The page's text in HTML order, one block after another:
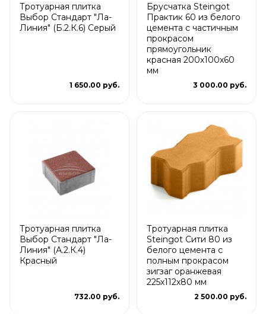
Тротуарная плитка
Выбор Стандарт "Ла-
Линия" (Б.2.К.6) Серый
1 650.00 руб.
Брусчатка Steingot
Практик 60 из белого
цемента с частичным
прокрасом
прямоугольник
красная 200х100х60
мм
3 000.00 руб.
Тротуарная плитка
Выбор Стандарт "Ла-
Линия" (А.2.К.4)
Красный
732.00 руб.
Тротуарная плитка
Steingot Сити 80 из
белого цемента с
полным прокрасом
зигзаг оранжевая
225х112х80 мм
2 500.00 руб.